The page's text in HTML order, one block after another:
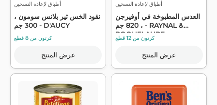
أطباق لإعادة التسخين
نقود الخس ثير بلانس سومون ،
300 جم - D'AUCY
كرتون من 8 قطع
عرض المنتج
أطباق لإعادة التسخين
العدس المطبوخة في أوفيرجن
، 820 جم - RAYNAL &
ROQUELAURE
كرتون من 12 قطع
عرض المنتج